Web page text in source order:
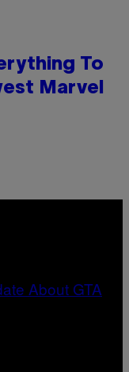
To
Marvel